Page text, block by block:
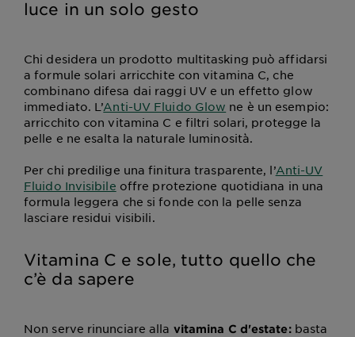
luce in un solo gesto
Chi desidera un prodotto multitasking può affidarsi
a formule solari arricchite con vitamina C, che
combinano difesa dai raggi UV e un effetto glow
immediato. L’Anti-UV Fluido Glow ne è un esempio:
arricchito con vitamina C e filtri solari, protegge la
pelle e ne esalta la naturale luminosità.
Per chi predilige una finitura trasparente, l’Anti-UV
Fluido Invisibile offre protezione quotidiana in una
formula leggera che si fonde con la pelle senza
lasciare residui visibili.
Vitamina C e sole, tutto quello che
c’è da sapere
Non serve rinunciare alla vitamina C d'estate:basta